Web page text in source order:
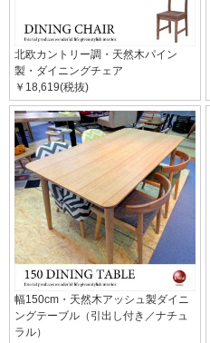
北欧カントリー調・天然木パイン
製・ダイニングチェア
￥18,619(税抜)
幅150cm・天然木アッシュ製ダイニ
ングテーブル（引出し付き／ナチュ
ラル）